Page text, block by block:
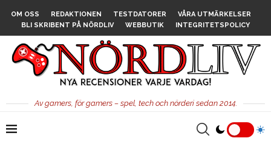
OM OSS REDAKTIONEN TESTDATORER
VÅRA UTMÄRKELSER
BLI SKRIBENT PÅ NÖRDLIV
WEBBUTIK INTEGRITETSPOLICY
Av gamers, för gamers – spel, tech och nörderi sedan 2014.